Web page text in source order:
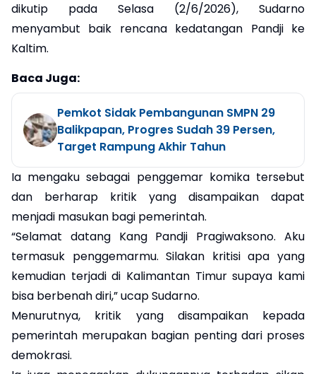
dikutip pada Selasa (2/6/2026), Sudarno
menyambut baik rencana kedatangan Pandji ke
Kaltim.
Baca Juga:
Pemkot Sidak Pembangunan SMPN 29
Balikpapan, Progres Sudah 39 Persen,
Target Rampung Akhir Tahun
Ia mengaku sebagai penggemar komika tersebut
dan berharap kritik yang disampaikan dapat
menjadi masukan bagi pemerintah.
“Selamat datang Kang Pandji Pragiwaksono. Aku
termasuk penggemarmu. Silakan kritisi apa yang
kemudian terjadi di Kalimantan Timur supaya kami
bisa berbenah diri,” ucap Sudarno.
Menurutnya, kritik yang disampaikan kepada
pemerintah merupakan bagian penting dari proses
demokrasi.